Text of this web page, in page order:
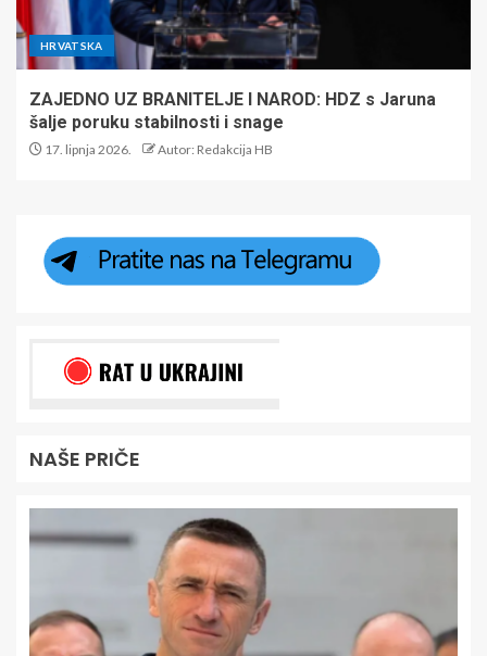
HRVATSKA
ZAJEDNO UZ BRANITELJE I NAROD: HDZ s Jaruna
šalje poruku stabilnosti i snage
17. lipnja 2026. Autor: Redakcija HB
NAŠE PRIČE